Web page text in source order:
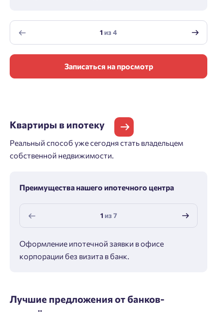
1из4
Записаться на просмотр
Квартиры в ипотеку
Реальный способ уже сегодня стать владельцем
собственной недвижимости.
Преимущества нашего ипотечного центра
1из7
Оформление ипотечной заявки в офисе
корпорации без визита в банк.
Лучшие предложения от банков-